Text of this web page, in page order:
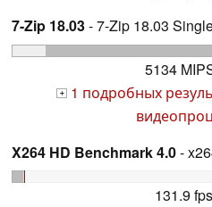
7-Zip 18.03- 7-Zip 18.03
5134
+ 1 подробных
X264 HD Benchmark 4.0-
131.9 fps